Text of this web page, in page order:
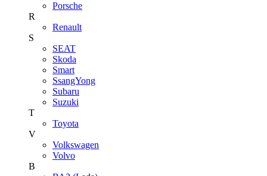
Porsche
R
Renault
S
SEAT
Skoda
Smart
SsangYong
Subaru
Suzuki
T
Toyota
V
Volkswagen
Volvo
В